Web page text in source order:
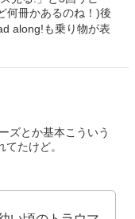
何冊かあるのね！)後
along!も乗り物が表
ズとか基本こういう
たけど。